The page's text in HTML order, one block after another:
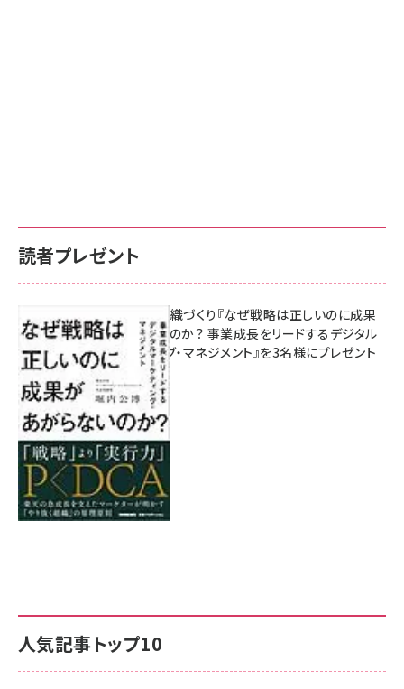
人気記事トップ10
読者プレゼント
成果を生む組織づくり『なぜ戦略は正しいのに成果
があがらないのか？ 事業成長をリードするデジタル
マーケティング・マネジメント』を3名様にプレゼント
8月7日 10:00